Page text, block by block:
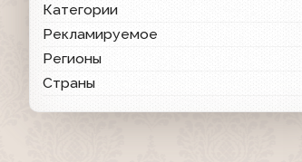
Категории
Рекламируемое
Регионы
Страны